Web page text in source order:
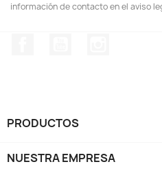
información de contacto en el aviso
PRODUCTOS
NUESTRA EMPRESA